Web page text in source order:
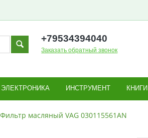
+79534394040
Заказать обратный звонок
ЭЛЕКТРОНИКА ИНСТРУМЕНТ КНИГИ
Фильтр масляный VAG 030115561AN